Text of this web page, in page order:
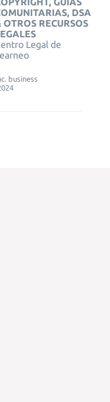
DSA
OTROS RECURSOS
Legal de
business